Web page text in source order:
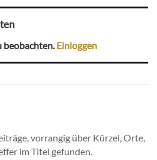
beobachten.Einloggen
vorrangig über Kürzel, Orte,
im Titel gefunden.